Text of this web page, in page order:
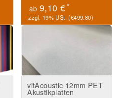
ab 9,10 €*
zzgl. 19% USt. (€499.80)
vitAcoustic 12mm PET
Akustikplatten